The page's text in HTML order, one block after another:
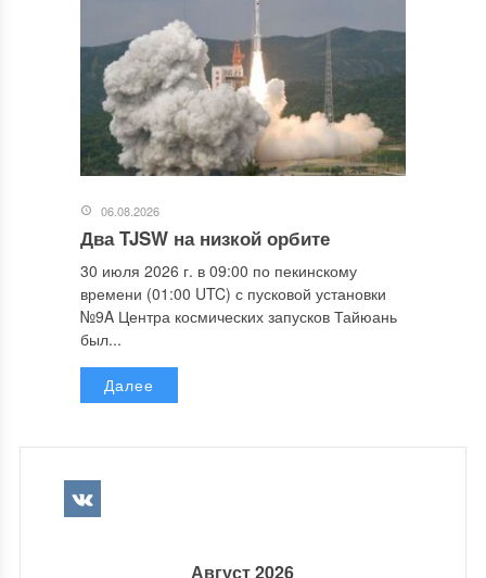
06.08.2026
Два TJSW на низкой орбите
30 июля 2026 г. в 09:00 по пекинскому
времени (01:00 UTC) с пусковой установки
№9A Центра космических запусков Тайюань
был...
Далее
Август 2026